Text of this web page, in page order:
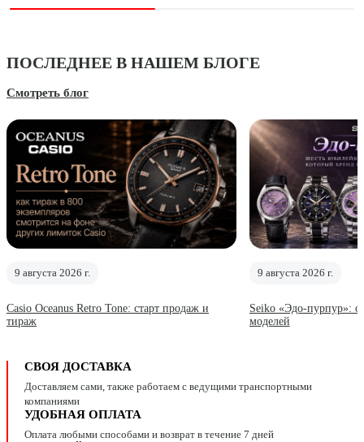
ПОСЛЕДНЕЕ В НАШЕМ БЛОГЕ
Смотреть блог
9 августа 2026 г.
Casio Oceanus Retro Tone: старт продаж и
тираж
9 августа 2026 г.
Seiko «Эдо-пурпур»:
моделей
СВОЯ ДОСТАВКА
Доставляем сами, также работаем с ведущими транспортными
компаниями
УДОБНАЯ ОПЛАТА
Оплата любыми способами и возврат в течение 7 дней